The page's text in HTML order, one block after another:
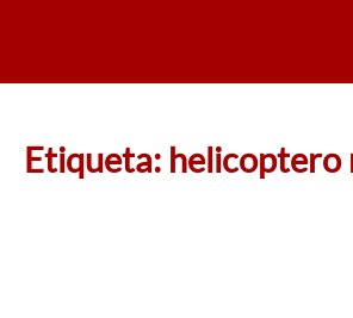
Etiqueta: helicoptero